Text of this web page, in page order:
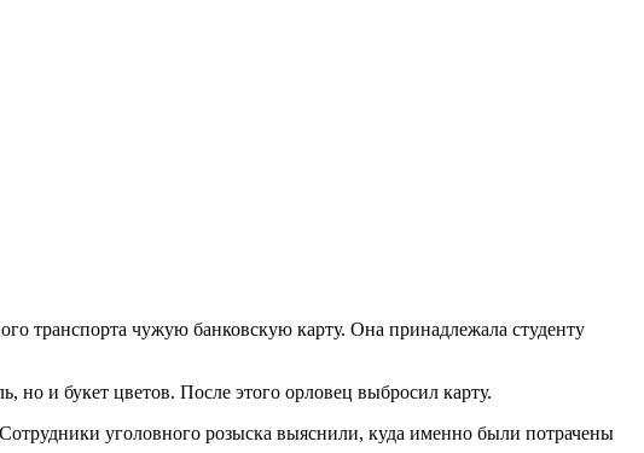
транспорта чужую банковскую карту. Она принадлежала студенту
но и букет цветов. После этого орловец выбросил карту.
уголовного розыска выяснили, куда именно были потрачены